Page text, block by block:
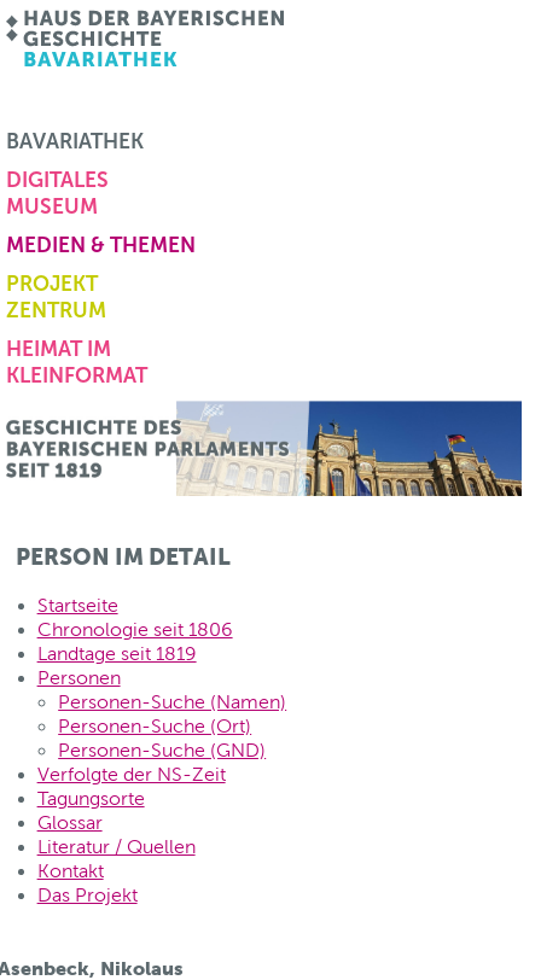
BAVARIATHEK
DIGITALES
MUSEUM
MEDIEN & THEMEN
PROJEKT
ZENTRUM
HEIMAT IM
KLEINFORMAT
PERSON IM DETAIL
Startseite
Chronologie seit 1806
Landtage seit 1819
Personen
Personen-Suche (Namen)
Personen-Suche (Ort)
Personen-Suche (GND)
Verfolgte der NS-Zeit
Tagungsorte
Glossar
Literatur / Quellen
Kontakt
Das Projekt
Nikolaus